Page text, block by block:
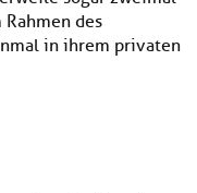
des
in ihrem privaten